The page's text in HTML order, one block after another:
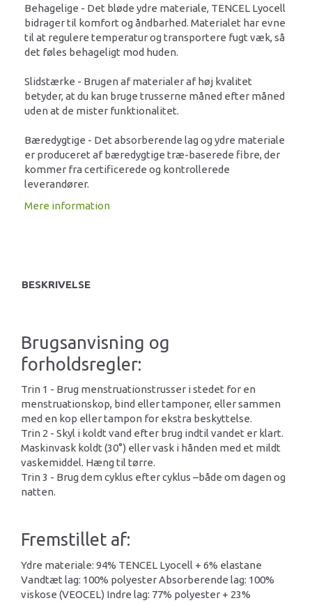
Behagelige - Det bløde ydre materiale, TENCEL Lyocell
bidrager til komfort og åndbarhed. Materialet har evne
til at regulere temperatur og transportere fugt væk, så
det føles behageligt mod huden.
Slidstærke - Brugen af materialer af høj kvalitet
betyder, at du kan bruge trusserne måned efter måned
uden at de mister funktionalitet.
Bæredygtige - Det absorberende lag og ydre materiale
er produceret af bæredygtige træ-baserede fibre, der
kommer fra certificerede og kontrollerede
leverandører.
Mere information
BESKRIVELSE
Brugsanvisning og
forholdsregler:
Trin 1 - Brug menstruationstrusser i stedet for en
menstruationskop, bind eller tamponer, eller sammen
med en kop eller tampon for ekstra beskyttelse.
Trin 2 - Skyl i koldt vand efter brug indtil vandet er klart.
Maskinvask koldt (30°) eller vask i hånden med et mildt
vaskemiddel. Hæng til tørre.
Trin 3 - Brug dem cyklus efter cyklus –både om dagen og
natten.
Fremstillet af:
Ydre materiale: 94% TENCEL Lyocell + 6% elastane
Vandtæt lag: 100% polyester Absorberende lag: 100%
viskose (VEOCEL) Indre lag: 77% polyester + 23%